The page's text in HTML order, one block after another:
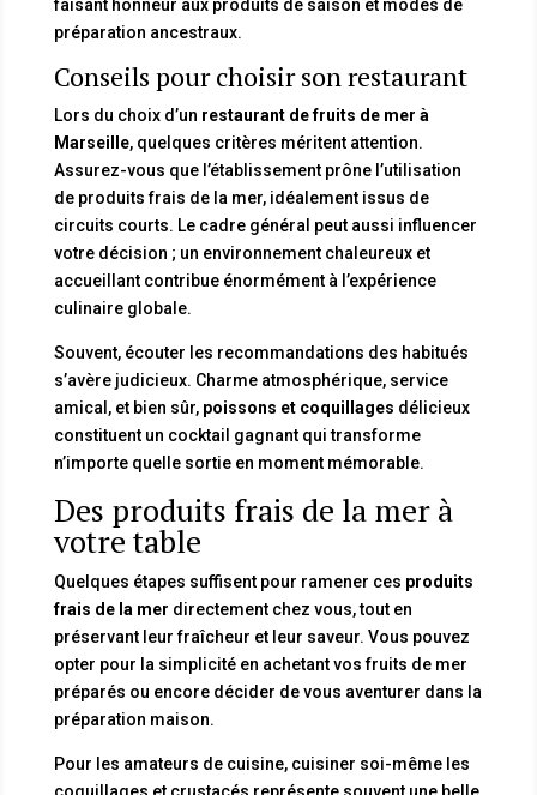
faisant honneur aux produits de saison et modes de
préparation ancestraux.
Conseils pour choisir son restaurant
Lors du choix d’un restaurant de fruits de mer à
Marseille, quelques critères méritent attention.
Assurez-vous que l’établissement prône l’utilisation
de produits frais de la mer, idéalement issus de
circuits courts. Le cadre général peut aussi influencer
votre décision ; un environnement chaleureux et
accueillant contribue énormément à l’expérience
culinaire globale.
Souvent, écouter les recommandations des habitués
s’avère judicieux. Charme atmosphérique, service
amical, et bien sûr, poissons et coquillages délicieux
constituent un cocktail gagnant qui transforme
n’importe quelle sortie en moment mémorable.
Des produits frais de la mer à
votre table
Quelques étapes suffisent pour ramener ces produits
frais de la mer directement chez vous, tout en
préservant leur fraîcheur et leur saveur. Vous pouvez
opter pour la simplicité en achetant vos fruits de mer
préparés ou encore décider de vous aventurer dans la
préparation maison.
Pour les amateurs de cuisine, cuisiner soi-même les